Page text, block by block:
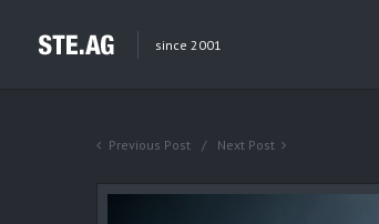
since 2001
Previous Post Next Post